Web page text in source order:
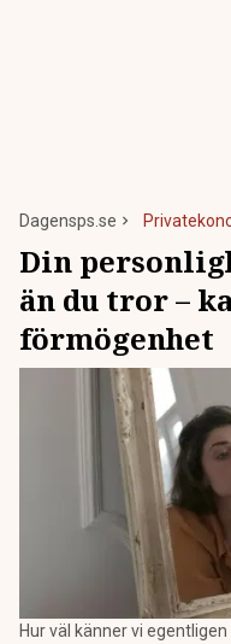
Dagensps.se
Din
än du tror –
förmögenhet
Hur väl känner vi